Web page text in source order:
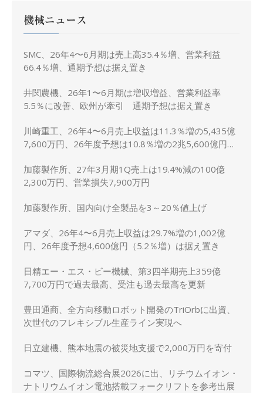
機械ニュース
SMC、26年4〜6月期は売上高35.4％増、営業利益
66.4％増、通期予想は据え置き
井関農機、26年1〜6月期は増収増益、営業利益率
5.5％に改善、欧州が牽引 通期予想は据え置き
川崎重工、26年4〜6月売上収益は11.3％増の5,435億
7,600万円、26年度予想は10.8％増の2兆5,600億円に
加藤製作所、27年3月期1Q売上は19.4%減の100億
2,300万円、営業損失7,900万円
加藤製作所、国内向け全製品を3～20％値上げ
アマダ、26年4〜6月売上収益は29.7%増の1,002億
円、26年度予想4,600億円（5.2％増）は据え置き
日精エー・エス・ビー機械、第3四半期売上359億
7,700万円で過去最高、受注も過去最高を更新
豊田通商、全方向移動ロボット開発のTriOrbに出資、
次世代のフレキシブル生産ライン実現へ
日立建機、熊本地震の被災地支援で2,000万円を寄付
コマツ、国際物流総合展2026に出、リチウムイオン・
ナトリウムイオン電池搭載フォークリフトを参考出展